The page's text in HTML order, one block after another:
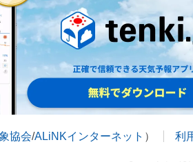
協会/ALiNKインターネット ） 利